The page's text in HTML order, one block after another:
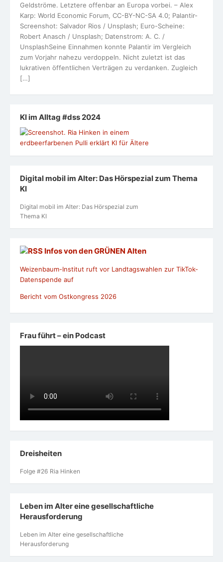
Geldströme. Letztere offenbar an Europa vorbei. – Alex
Karp: World Economic Forum, CC-BY-NC-SA 4.0; Palantir-
Screenshot: Salvador Rios / Unsplash; Euro-Scheine:
Robert Anasch / Unsplash; Datenstrom: A. C. /
UnsplashSeine Einnahmen konnte Palantir im Vergleich
zum Vorjahr nahezu verdoppeln. Nicht zuletzt ist das
lukrativen öffentlichen Verträgen zu verdanken. Zugleich
[…]
KI im Alltag #dss 2024
Digital mobil im Alter: Das Hörspezial zum Thema
KI
Digital mobil im Alter: Das Hörspezial zum
Thema KI
Infos von den GRÜNEN Alten
Weizenbaum-Institut ruft vor Landtagswahlen zur TikTok-
Datenspende auf
Bericht vom Ostkongress 2026
Frau führt – ein Podcast
Dreisheiten
Folge #26 Ria Hinken
Leben im Alter eine gesellschaftliche
Herausforderung
Leben im Alter eine gesellschaftliche
Herausforderung